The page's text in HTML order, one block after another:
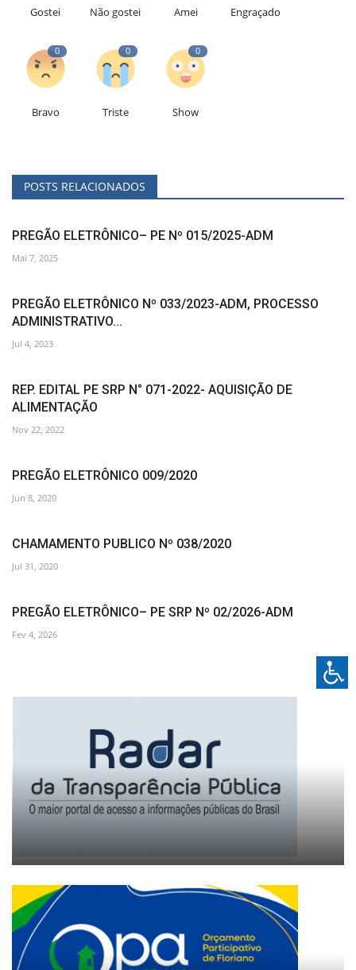
Gostei Não gostei Amei Engraçado
0
Bravo
0
Triste
0
Show
POSTS RELACIONADOS
PREGÃO ELETRÔNICO– PE Nº 015/2025-ADM
Mai 7, 2025
PREGÃO ELETRÔNICO Nº 033/2023-ADM, PROCESSO
ADMINISTRATIVO...
Jul 4, 2023
REP. EDITAL PE SRP N° 071-2022- AQUISIÇÃO DE
ALIMENTAÇÃO
Nov 22, 2022
PREGÃO ELETRÔNICO 009/2020
Jun 8, 2020
CHAMAMENTO PUBLICO Nº 038/2020
Jul 31, 2020
PREGÃO ELETRÔNICO– PE SRP Nº 02/2026-ADM
Fev 4, 2026